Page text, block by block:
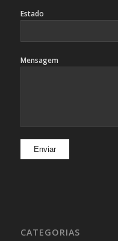
Estado
Mensagem
CATEGORIAS